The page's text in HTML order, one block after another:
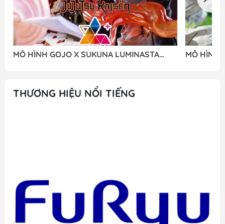
MÔ HÌNH GOJO X SUKUNA LUMINASTA
MÔ HÌNH
THƯƠNG HIỆU NỔI TIẾNG